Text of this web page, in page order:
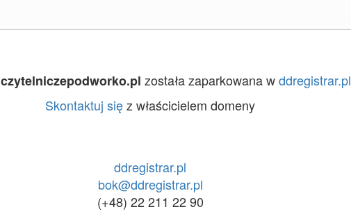
czytelniczepodworko.pl została zaparkowana wddregistrar.pl
Skontaktuj sięz właścicielem domeny
ddregistrar.pl
bok@ddregistrar.pl
(+48) 22 211 22 90